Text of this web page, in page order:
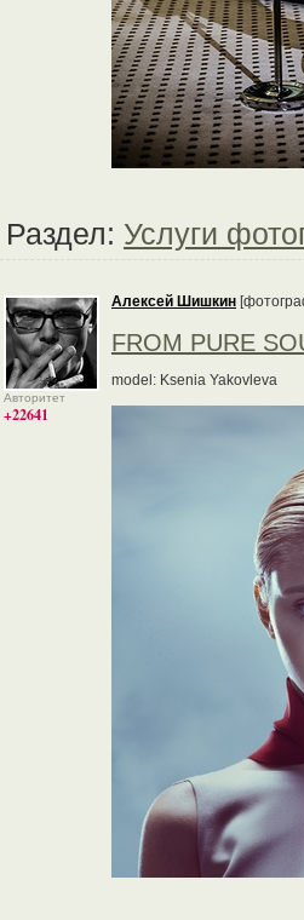
Раздел: Услуги
Авторитет
+22641
Алексей Шишкин
FROM PURE
model: Ksenia Yakovleva